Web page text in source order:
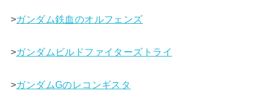
>ガンダム鉄血のオルフェンズ
>ガンダムビルドファイターズトライ
>ガンダムGのレコンギスタ